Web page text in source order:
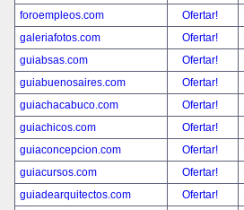
foroempleos.com
Ofertar!
galeriafotos.com
Ofertar!
guiabsas.com
Ofertar!
guiabuenosaires.com
Ofertar!
guiachacabuco.com
Ofertar!
guiachicos.com
Ofertar!
guiaconcepcion.com
Ofertar!
guiacursos.com
Ofertar!
guiadearquitectos.com
Ofertar!